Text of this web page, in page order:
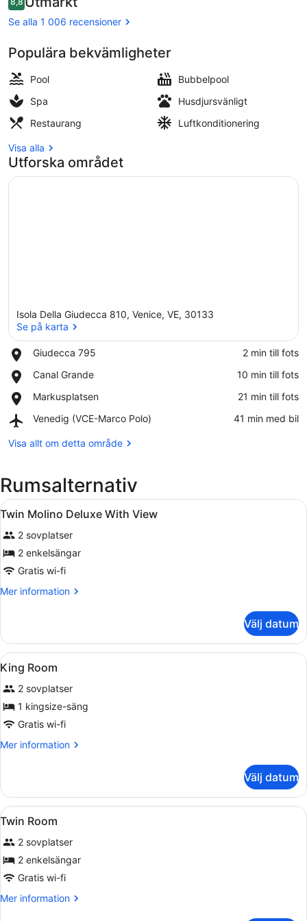
2 625 kr
8,8 av 10,
Se alla 1 006 recensioner
Populära bekvämligheter
Pool
Bubbelpool
Spa
Husdjursvänligt
Restaurang
Luftkonditionering
Visa alla
Utforska området
Isola Della Giudecca 810, Venice, VE, 30133
Se på karta
Giudecca 795
Place,
795
‪2 min till fots‬
Canal Grande
Place,
Grande
‪10 min till fots‬
Markusplatsen
Place,
‪21 min till fots‬
Venedig (VCE-Marco Polo)
Airport,
(VCE-
‪41 min med bil‬
Visa allt om detta område
Rumsalternativ
Öppna
alla
foton
för
Twin
Molino
Deluxe
View
Allergitestade sängkläder,
8
Twin Molino Deluxe With View
2 sovplatser
2 enkelsängar
Gratis wi-fi
Mer information
Mer
Molino
Deluxe
With
View
Välj datum
Öppna
alla
foton
för
King
Room
Allergitestade sängkläder,
9
King Room
2 sovplatser
1 kingsize-säng
Gratis wi-fi
Mer information
Mer
Room
Välj datum
Öppna
alla
foton
för
Twin
Room
Allergitestade sängkläder,
5
Twin Room
2 sovplatser
2 enkelsängar
Gratis wi-fi
Mer information
Mer